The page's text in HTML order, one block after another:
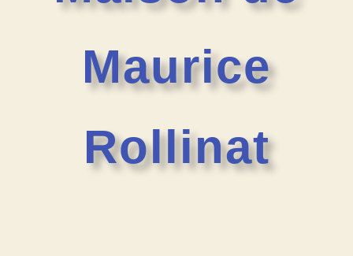
Maurice
Rollinat